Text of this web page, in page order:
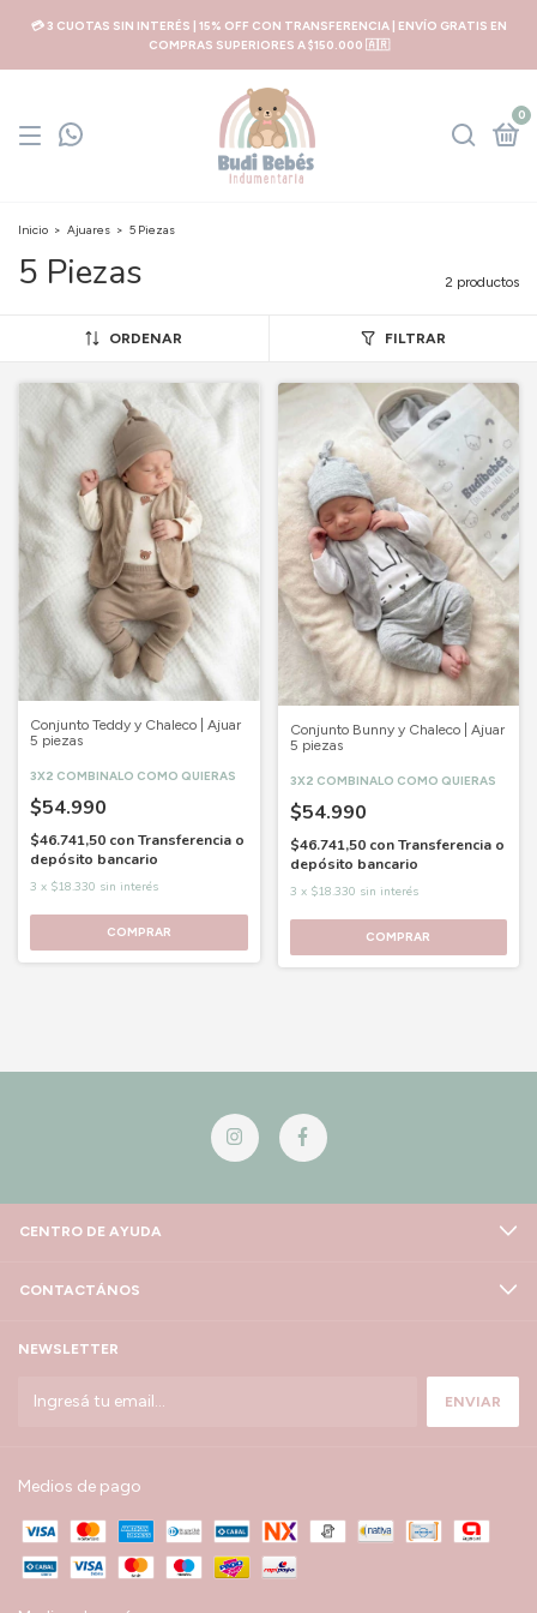
💳 3 CUOTAS SIN INTERÉS | 15% OFF CON TRANSFERENCIA | ENVÍO GRATIS EN
COMPRAS SUPERIORES A $150.000 🇦🇷
0
Inicio > Ajuares > 5 Piezas
5 Piezas 2 productos
ORDENAR FILTRAR
Conjunto Teddy y Chaleco | Ajuar
5 piezas
3X2 COMBINALO COMO QUIERAS
$54.990
$46.741,50 conTransferencia o
depósito bancario
3 x $18.330 sin interés
COMPRAR
Conjunto Bunny y Chaleco | Ajuar
5 piezas
3X2 COMBINALO COMO QUIERAS
$54.990
$46.741,50 con Transferencia o
depósito bancario
3 x $18.330 sin interés
COMPRAR
CENTRO DE AYUDA
CONTACTÁNOS
NEWSLETTER
Medios de pago